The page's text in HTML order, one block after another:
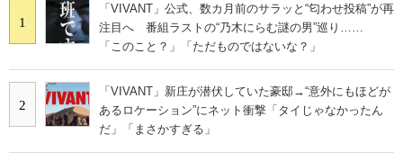
1
「VIVANT」公式、数カ月前のサラッと“匂わせ投稿”が再
注目へ 番組ラストの“乃木にらむ謎の男”巡り……
「このこと？」「ただものではないな？」
2
「VIVANT」新庄が潜伏していた豪邸→“意外にもほどが
あるロケーション”にネット衝撃「タイじゃなかったん
だ」「まさかすぎる」